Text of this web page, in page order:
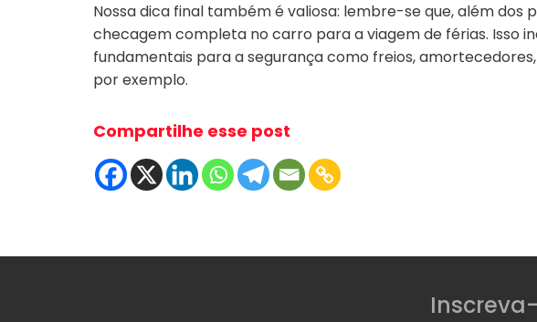
Nossa dica final também é valiosa: lembre-se que, além dos
checagem completa no carro para a viagem de férias. Isso
fundamentais para a segurança como freios,
por exemplo.
Compartilhe esse post